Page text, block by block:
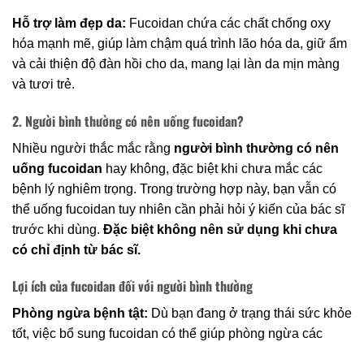
Hỗ trợ làm đẹp da: Fucoidan chứa các chất chống oxy
hóa mạnh mẽ, giúp làm chậm quá trình lão hóa da, giữ ẩm
và cải thiện độ đàn hồi cho da, mang lại làn da mịn màng
và tươi trẻ.
2. Người bình thường có nên uống fucoidan?
Nhiều người thắc mắc rằng người bình thường có nên
uống fucoidan hay không, đặc biệt khi chưa mắc các
bệnh lý nghiêm trọng. Trong trường hợp này, bạn vẫn có
thể uống fucoidan tuy nhiên cần phải hỏi ý kiến của bác sĩ
trước khi dùng. Đặc biệt không nên sử dụng khi chưa
có chỉ định từ bác sĩ.
Lợi ích của fucoidan đối với người bình thường
Phòng ngừa bệnh tật: Dù bạn đang ở trạng thái sức khỏe
tốt, việc bổ sung fucoidan có thể giúp phòng ngừa các